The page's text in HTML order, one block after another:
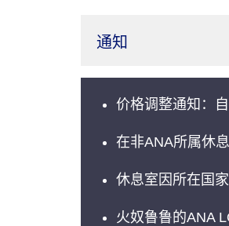
通知
价格调整通知：
在非ANA所属休
休息室因所在国
火奴鲁鲁的ANA